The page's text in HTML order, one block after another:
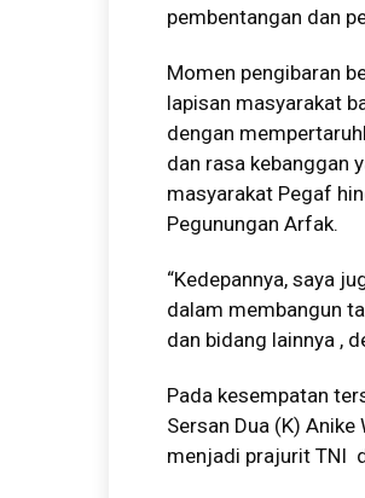
pembentangan dan
Momen pengibaran
lapisan masyarakat
dengan
dan rasa kebanggan
masyarakat Pegaf
Pegunungan Arfak.
“Kedepannya, saya
dalam membangun
dan bidang lainnya ,
Pada kesempatan
Sersan Dua (K)
menjadi prajurit TNI